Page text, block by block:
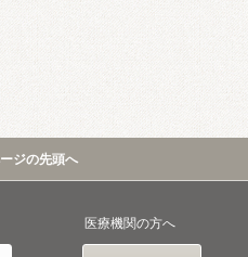
ジの先頭へ
医療機関の方へ